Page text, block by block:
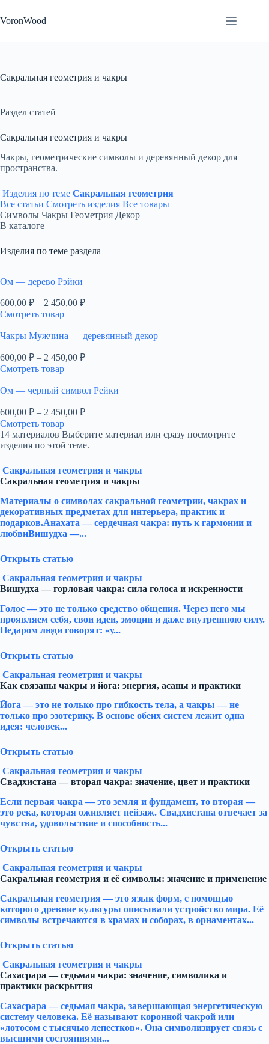
к
сути
VoronWood
Сакральная геометрия и чакры
Раздел статей
Сакральная геометрия и чакры
Чакры, геометрические символы и деревянный декор для
пространства.
Изделия по теме Сакральная геометрия
Все статьи Смотреть изделия Все товары
Символы Чакры Геометрия Декор
В каталоге
Изделия по теме раздела
Ом — дерево Рэйки
600,00 ₽ – 2 450,00 ₽Диапазон
–
450,00 ₽
Смотреть товар
Чакры Мужчина — деревянный декор
600,00 ₽ – 2 450,00 ₽Диапазон
–
450,00 ₽
Смотреть товар
Ом — черный символ Рейки
600,00 ₽ – 2 450,00 ₽Диапазон
600,00 ₽
–
450,00 ₽
Смотреть товар
14 материалов Выберите материал или сразу посмотрите
изделия по этой теме.
Сакральная геометрия и чакры
Сакральная геометрия и чакры
Материалы о символах сакральной геометрии, чакрах и
декоративных предметах для интерьера, практик и
подарков.Анахата — сердечная чакра: путь к гармонии и
любвиВишудха —...
Открыть статью
Сакральная геометрия и чакры
Вишудха — горловая чакра: сила голоса и искренности
Голос — это не только средство общения. Через него мы
проявляем себя, свои идеи, эмоции и даже внутреннюю силу.
Недаром люди говорят: «у...
Открыть статью
Сакральная геометрия и чакры
Как связаны чакры и йога: энергия, асаны и практики
Йога — это не только про гибкость тела, а чакры — не
только про эзотерику. В основе обеих систем лежит одна
идея: человек...
Открыть статью
Сакральная геометрия и чакры
Свадхистана — вторая чакра: значение, цвет и практики
Если первая чакра — это земля и фундамент, то вторая —
это река, которая оживляет пейзаж. Свадхистана отвечает за
чувства, удовольствие и способность...
Открыть статью
Сакральная геометрия и чакры
Сакральная геометрия и её символы: значение и применение
Сакральная геометрия — это язык форм, с помощью
которого древние культуры описывали устройство мира. Её
символы встречаются в храмах и соборах, в орнаментах...
Открыть статью
Сакральная геометрия и чакры
Сахасрара — седьмая чакра: значение, символика и
практики раскрытия
Сахасрара — седьмая чакра, завершающая энергетическую
систему человека. Её называют коронной чакрой или
«лотосом с тысячью лепестков». Она символизирует связь с
высшими состояниями...